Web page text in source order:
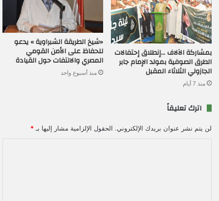
بمشاركة الآلاف …إنطلاق إحتفالات
الطرق الصوفية بمولد الإمام جابر
الجازولي الثلاثاء المقبل
منذ 7 أيام
«شيخ الطريقة الشبراوية » يدعو
للحفاظ على الأمن القومي
المصري والالتفات حول القيادة
منذ أسبوع واحد
اترك تعليقاً
لن يتم نشر عنوان بريدك الإلكتروني. الحقول الإلزامية مشار إليها بـ *